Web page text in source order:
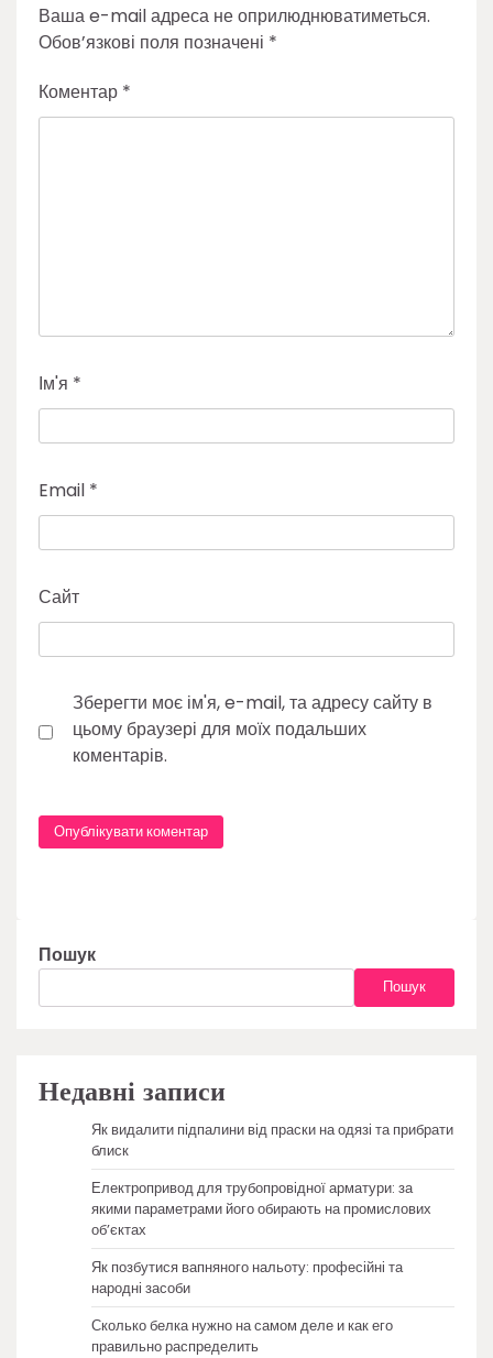
Ваша e-mail адреса не оприлюднюватиметься.
Обов’язкові поля позначені *
Коментар *
Ім'я *
Email *
Сайт
Зберегти моє ім'я, e-mail, та адресу сайту в
цьому браузері для моїх подальших
коментарів.
Пошук
Пошук
Недавні записи
Як видалити підпалини від праски на одязі та прибрати
блиск
Електропривод для трубопровідної арматури: за
якими параметрами його обирають на промислових
об’єктах
Як позбутися вапняного нальоту: професійні та
народні засоби
Сколько белка нужно на самом деле и как его
правильно распределить